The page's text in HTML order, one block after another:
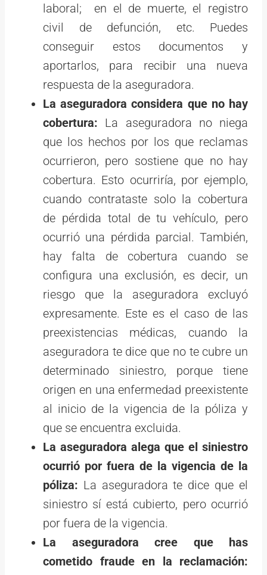
laboral; en el de muerte, el registro
civil de defunción, etc. Puedes
conseguir estos documentos y
aportarlos, para recibir una nueva
respuesta de la aseguradora.
La aseguradora considera que no hay
cobertura: La aseguradora no niega
que los hechos por los que reclamas
ocurrieron, pero sostiene que no hay
cobertura. Esto ocurriría, por ejemplo,
cuando contrataste solo la cobertura
de pérdida total de tu vehículo, pero
ocurrió una pérdida parcial. También,
hay falta de cobertura cuando se
configura una exclusión, es decir, un
riesgo que la aseguradora excluyó
expresamente. Este es el caso de las
preexistencias médicas, cuando la
aseguradora te dice que no te cubre un
determinado siniestro, porque tiene
origen en una enfermedad preexistente
al inicio de la vigencia de la póliza y
que se encuentra excluida.
La aseguradora alega que el siniestro
ocurrió por fuera de la vigencia de la
póliza: La aseguradora te dice que el
siniestro sí está cubierto, pero ocurrió
por fuera de la vigencia.
La aseguradora cree que has
cometido fraude en la reclamación: